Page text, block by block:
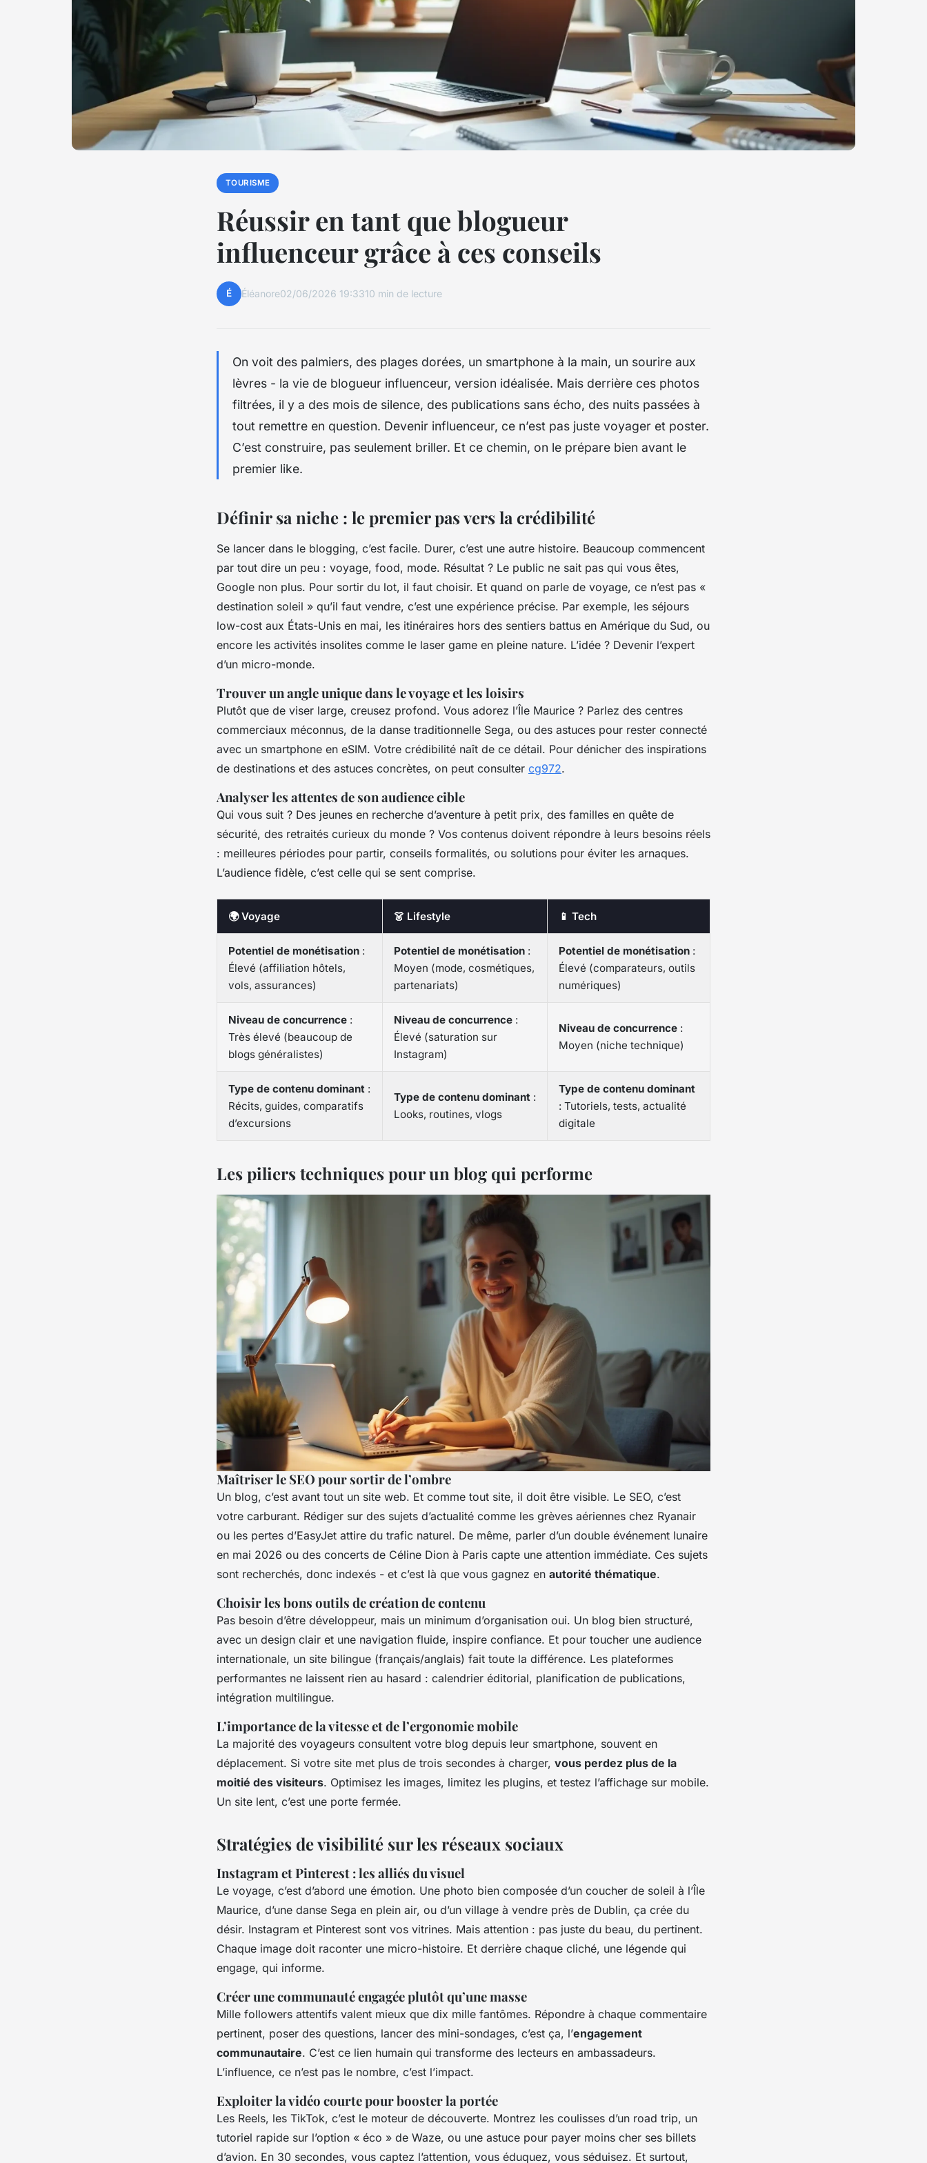
TOURISME
Réussir en tant que blogueur
influenceur grâce à ces conseils
É Éléanore02/06/2026 19:3310 min de lecture
On voit des palmiers, des plages dorées, un smartphone à la main, un sourire aux
lèvres - la vie de blogueur influenceur, version idéalisée. Mais derrière ces photos
filtrées, il y a des mois de silence, des publications sans écho, des nuits passées à
tout remettre en question. Devenir influenceur, ce n’est pas juste voyager et poster.
C’est construire, pas seulement briller. Et ce chemin, on le prépare bien avant le
premier like.
Définir sa niche : le premier pas vers la crédibilité
Se lancer dans le blogging, c’est facile. Durer, c’est une autre histoire. Beaucoup commencent
par tout dire un peu : voyage, food, mode. Résultat ? Le public ne sait pas qui vous êtes,
Google non plus. Pour sortir du lot, il faut choisir. Et quand on parle de voyage, ce n’est pas «
destination soleil » qu’il faut vendre, c’est une expérience précise. Par exemple, les séjours
low-cost aux États-Unis en mai, les itinéraires hors des sentiers battus en Amérique du Sud, ou
encore les activités insolites comme le laser game en pleine nature. L’idée ? Devenir l’expert
d’un micro-monde.
Trouver un angle unique dans le voyage et les loisirs
Plutôt que de viser large, creusez profond. Vous adorez l’Île Maurice ? Parlez des centres
commerciaux méconnus, de la danse traditionnelle Sega, ou des astuces pour rester connecté
avec un smartphone en eSIM. Votre crédibilité naît de ce détail. Pour dénicher des inspirations
de destinations et des astuces concrètes, on peut consulter cg972.
Analyser les attentes de son audience cible
Qui vous suit ? Des jeunes en recherche d’aventure à petit prix, des familles en quête de
sécurité, des retraités curieux du monde ? Vos contenus doivent répondre à leurs besoins réels
: meilleures périodes pour partir, conseils formalités, ou solutions pour éviter les arnaques.
L’audience fidèle, c’est celle qui se sent comprise.
🌍 Voyage 👗 Lifestyle 📱 Tech
Potentiel de monétisation :
Élevé (affiliation hôtels,
vols, assurances)
Potentiel de monétisation :
Moyen (mode, cosmétiques,
partenariats)
Potentiel de monétisation :
Élevé (comparateurs, outils
numériques)
Niveau de concurrence :
Très élevé (beaucoup de
blogs généralistes)
Niveau de concurrence :
Élevé (saturation sur
Instagram)
Niveau de concurrence :
Moyen (niche technique)
Type de contenu dominant :
Récits, guides, comparatifs
d’excursions
Type de contenu dominant :
Looks, routines, vlogs
Type de contenu dominant
: Tutoriels, tests, actualité
digitale
Les piliers techniques pour un blog qui performe
Maîtriser le SEO pour sortir de l’ombre
Un blog, c’est avant tout un site web. Et comme tout site, il doit être visible. Le SEO, c’est
votre carburant. Rédiger sur des sujets d’actualité comme les grèves aériennes chez Ryanair
ou les pertes d’EasyJet attire du trafic naturel. De même, parler d’un double événement lunaire
en mai 2026 ou des concerts de Céline Dion à Paris capte une attention immédiate. Ces sujets
sont recherchés, donc indexés - et c’est là que vous gagnez en autorité thématique.
Choisir les bons outils de création de contenu
Pas besoin d’être développeur, mais un minimum d’organisation oui. Un blog bien structuré,
avec un design clair et une navigation fluide, inspire confiance. Et pour toucher une audience
internationale, un site bilingue (français/anglais) fait toute la différence. Les plateformes
performantes ne laissent rien au hasard : calendrier éditorial, planification de publications,
intégration multilingue.
L’importance de la vitesse et de l’ergonomie mobile
La majorité des voyageurs consultent votre blog depuis leur smartphone, souvent en
déplacement. Si votre site met plus de trois secondes à charger, vous perdez plus de la
moitié des visiteurs. Optimisez les images, limitez les plugins, et testez l’affichage sur mobile.
Un site lent, c’est une porte fermée.
Stratégies de visibilité sur les réseaux sociaux
Instagram et Pinterest : les alliés du visuel
Le voyage, c’est d’abord une émotion. Une photo bien composée d’un coucher de soleil à l’Île
Maurice, d’une danse Sega en plein air, ou d’un village à vendre près de Dublin, ça crée du
désir. Instagram et Pinterest sont vos vitrines. Mais attention : pas juste du beau, du pertinent.
Chaque image doit raconter une micro-histoire. Et derrière chaque cliché, une légende qui
engage, qui informe.
Créer une communauté engagée plutôt qu’une masse
Mille followers attentifs valent mieux que dix mille fantômes. Répondre à chaque commentaire
pertinent, poser des questions, lancer des mini-sondages, c’est ça, l’engagement
communautaire. C’est ce lien humain qui transforme des lecteurs en ambassadeurs.
L’influence, ce n’est pas le nombre, c’est l’impact.
Exploiter la vidéo courte pour booster la portée
Les Reels, les TikTok, c’est le moteur de découverte. Montrez les coulisses d’un road trip, un
tutoriel rapide sur l’option « éco » de Waze, ou une astuce pour payer moins cher ses billets
d’avion. En 30 secondes, vous captez l’attention, vous éduquez, vous séduisez. Et surtout,